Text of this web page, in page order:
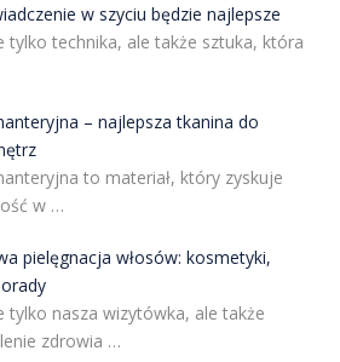
w szyciu będzie najlepsze
tylko technika, ale także sztuka, która
– najlepsza tkanina do
to materiał, który zyskuje
w …
pielęgnacja włosów: kosmetyki,
tylko nasza wizytówka, ale także
zdrowia …